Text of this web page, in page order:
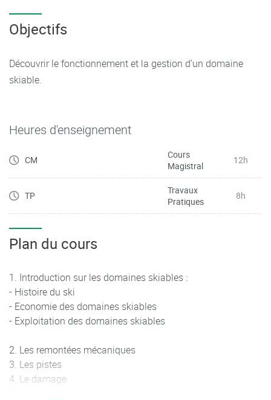
Objectifs
Découvrir le fonctionnement et la gestion d’un domaine
skiable.
Heures d'enseignement
CM
Cours
Magistral
12h
TP
Travaux
Pratiques
8h
Plan du cours
Introduction sur les domaines skiables :
- Histoire du ski
- Economie des domaines skiables
- Exploitation des domaines skiables
Les remontées mécaniques
Les pistes
Le damage